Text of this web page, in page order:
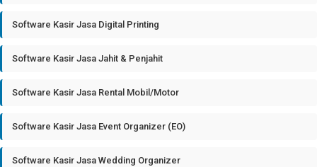
Software Kasir Jasa Digital Printing
Software Kasir Jasa Jahit & Penjahit
Software Kasir Jasa Rental Mobil/Motor
Software Kasir Jasa Event Organizer (EO)
Software Kasir Jasa Wedding Organizer